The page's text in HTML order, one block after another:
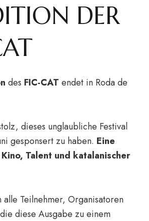
DER
des FIC-CAT endet in Roda de
dieses unglaubliche Festival
gesponsert zu haben. Eine
Talent und katalanischer
alle Teilnehmer, Organisatoren
diese Ausgabe zu einem